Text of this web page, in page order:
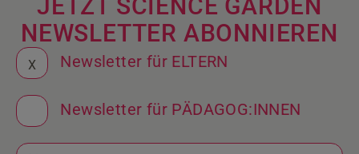
JETZT SCIENCE GARDEN
NEWSLETTER ABONNIE­REN
X Newsletter für ELTERN
Newsletter für PÄDAGOG:INNEN